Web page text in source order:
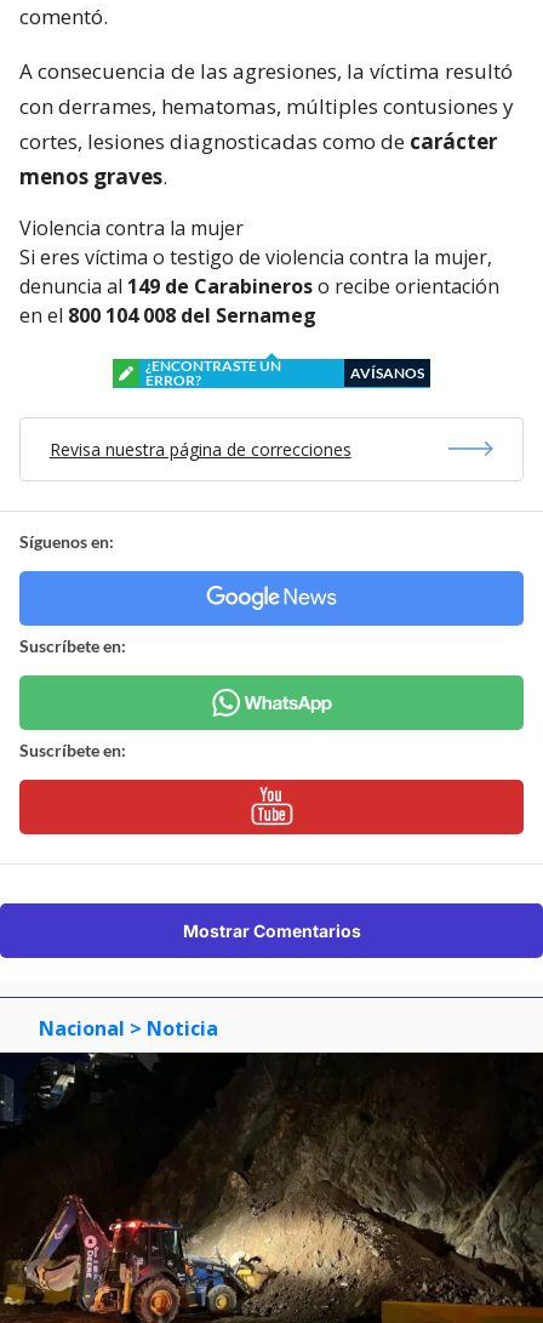
comentó.
A consecuencia de las agresiones, la víctima resultó
con derrames, hematomas, múltiples contusiones y
cortes, lesiones diagnosticadas como de carácter
menos graves.
Violencia contra la mujer
Si eres víctima o testigo de violencia contra la mujer,
denuncia al 149 de Carabineroso recibe orientación
en el 800 104 008 del Sernameg
¿ENCONTRASTE UN
ERROR?
AVÍSANOS
Revisa nuestra página de correcciones
Síguenos en:
Suscríbete en:
Suscríbete en:
Mostrar Comentarios
Nacional > Noticia